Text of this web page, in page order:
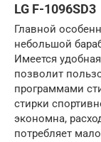
LG F-1096SD3
Главной
небольшой
Имеется
позволит
программами
стирки
экономна,
потребляет